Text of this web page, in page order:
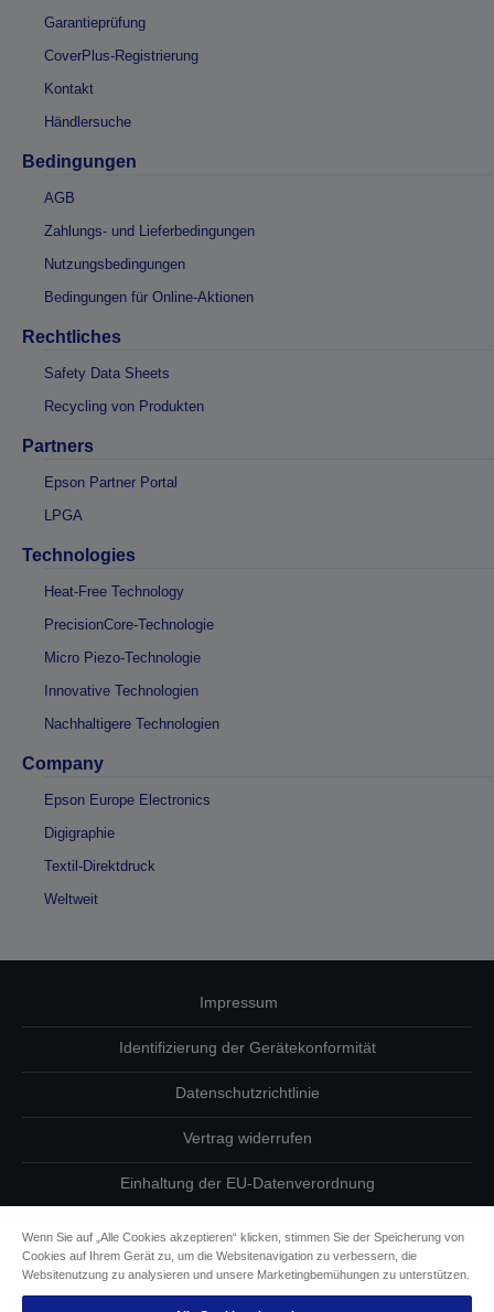
Garantieprüfung
CoverPlus-Registrierung
Kontakt
Händlersuche
Bedingungen
AGB
Zahlungs- und Lieferbedingungen
Nutzungsbedingungen
Bedingungen für Online-Aktionen
Rechtliches
Safety Data Sheets
Recycling von Produkten
Partners
Epson Partner Portal
LPGA
Technologies
Heat-Free Technology
PrecisionCore-Technologie
Micro Piezo-Technologie
Innovative Technologien
Nachhaltigere Technologien
Company
Epson Europe Electronics
Digigraphie
Textil-Direktdruck
Weltweit
Impressum
Identifizierung der Gerätekonformität
Datenschutzrichtlinie
Vertrag widerrufen
Einhaltung der EU-Datenverordnung
Informationen zu Cookies
Wenn Sie auf „Alle Cookies akzeptieren“ klicken, stimmen Sie der Speicherung von
Cookies auf Ihrem Gerät zu, um die Websitenavigation zu verbessern, die
Websitenutzung zu analysieren und unsere Marketingbemühungen zu unterstützen.